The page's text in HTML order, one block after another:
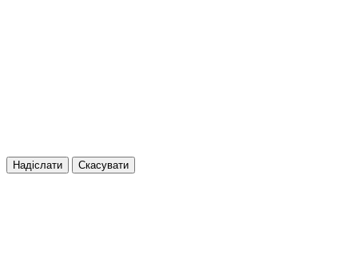
Надіслати Скасувати